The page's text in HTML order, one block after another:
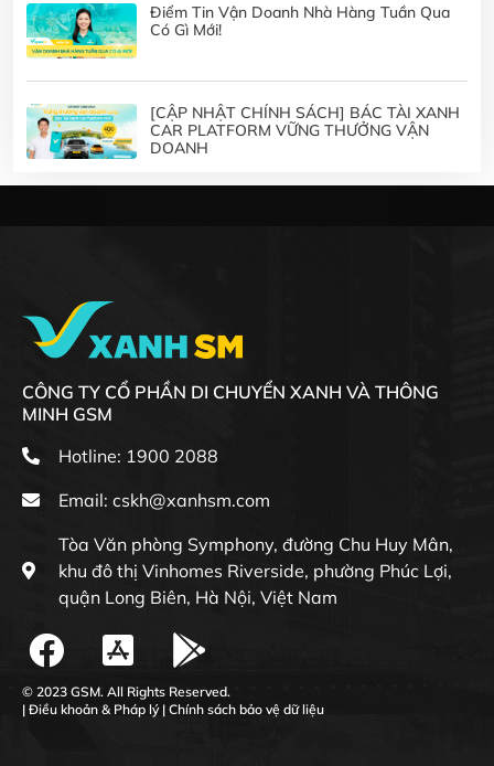
Điểm Tin Vận Doanh Nhà Hàng Tuần Qua
Có Gì Mới!
[CẬP NHẬT CHÍNH SÁCH] BÁC TÀI XANH
CAR PLATFORM VỮNG THƯỞNG VẬN
DOANH
CÔNG TY CỔ PHẦN DI CHUYỂN XANH VÀ THÔNG
MINH GSM
Hotline: 1900 2088
Email: cskh@xanhsm.com
Tòa Văn phòng Symphony, đường Chu Huy Mân,
khu đô thị Vinhomes Riverside, phường Phúc Lợi,
quận Long Biên, Hà Nội, Việt Nam
© 2023 GSM. All Rights Reserved.
| Điều khoản & Pháp lý| Chính sách bảo vệ dữ liệu